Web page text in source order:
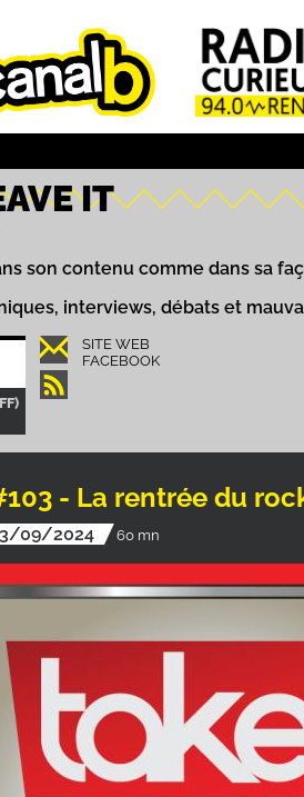
IT
son contenu comme dans sa
interviews, débats et
SITE WEB
FACEBOOK
- La rentrée du
09/2024 60 mn